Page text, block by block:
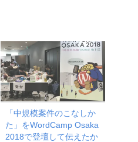
「中規模案件のこなしか
た」をWordCamp Osaka
2018で登壇して伝えたか